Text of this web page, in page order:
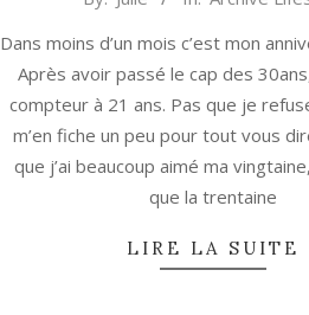
12
Dans moins d’un mois c’est mon
Après avoir passé le cap des
compteur à 21 ans. Pas que je
m’en fiche un peu pour tout vous
que j’ai beaucoup aimé ma
que la trentaine
LIRE LA SUITE